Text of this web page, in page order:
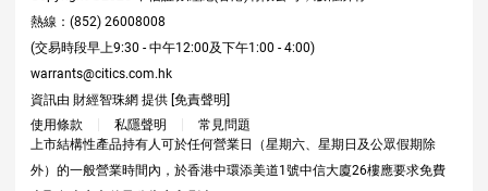
熱線：(852) 26008008
(交易時段早上9:30 - 中午12:00及下午1:00 - 4:00)
warrants@citics.com.hk
資訊由 財經智珠網 提供 [免責聲明]
使用條款
私隱聲明
常見問題
上市結構性產品持有人可於任何營業日（星期六、星期日及公眾假期除
外）的一般營業時間內，於香港中環添美道1號中信大廈26樓應要求免費